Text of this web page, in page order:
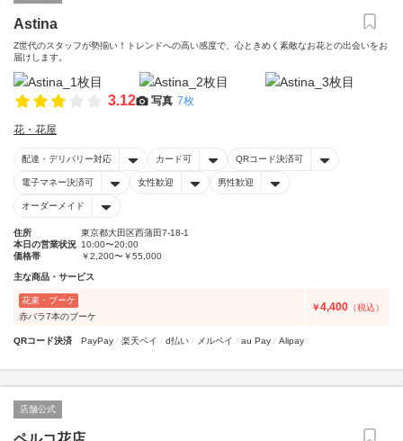
Astina
Z世代のスタッフが勢揃い！トレンドへの高い感度で、心ときめく素敵なお花との出会いをお
届けします。
3.12 写真 7枚
花・花屋
配達・デリバリー対応 カード可 QRコード決済可
電子マネー決済可 女性歓迎 男性歓迎
オーダーメイド
住所
東京都大田区西蒲田7-18-1
本日の営業状況 10:00〜20:00
価格帯
￥2,200〜￥55,000
主な商品・サービス
花束・ブーケ
赤バラ7本のブーケ
￥4,400 （税込）
QRコード決済 PayPay 楽天ペイ d払い メルペイ au Pay Alipay
店舗公式